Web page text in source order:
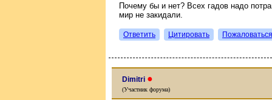
Почему бы и нет? Всех гадов надо
мир не закидали.
Ответить Цитировать Пожаловаться
Dimitri ●
(Участник форума)